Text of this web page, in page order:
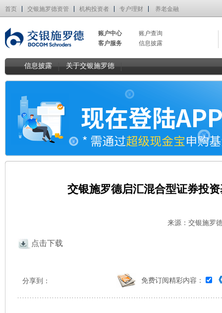
首页 交银施罗德资管 机构投资者 专户理财 养老金融
账户中心
账户查询
客户服务
信息披露
信息披露 关于交银施罗德
交银施罗德启汇混合型证券投
来源：交银施罗
点击下载
分享到： 免费订阅精彩内容：